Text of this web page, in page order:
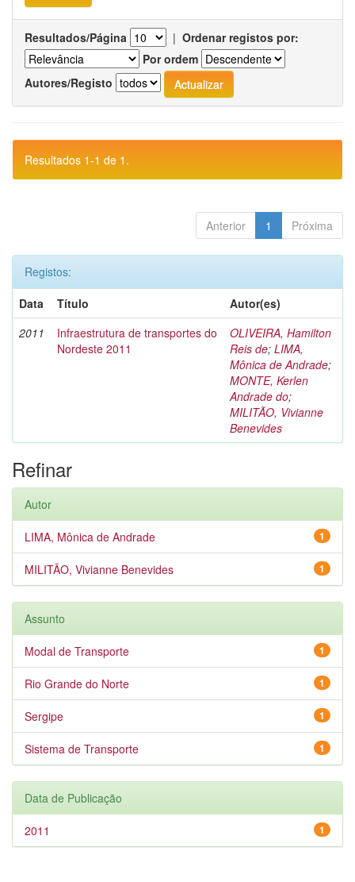
Resultados/Página | Ordenar registos por:
Por ordem
Autores/Registo
Resultados 1-1 de 1.
Anterior 1 Próxima
Registos:
Data
Título
Autor(es)
2011
Infraestrutura de transportes do
Nordeste 2011
OLIVEIRA, Hamilton
Reis de; LIMA,
Mônica de Andrade;
MONTE, Kerlen
Andrade do;
MILITÃO, Vivianne
Benevides
Refinar
Autor
1
LIMA, Mônica de Andrade
1
MILITÃO, Vivianne Benevides
Assunto
1
Modal de Transporte
1
Rio Grande do Norte
1
Sergipe
1
Sistema de Transporte
Data de Publicação
1
2011